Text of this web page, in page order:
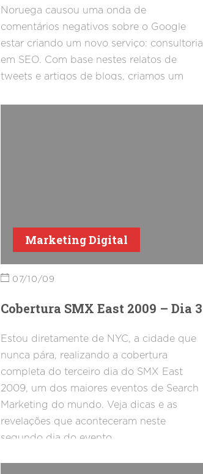
Noruega causou uma onda de
comentários negativos sobre o Google
estar criando um novo serviço: consultoria
em SEO. Com base nestes relatos de
tweets e artigos de blogs, criamos um
Marketing Digital
07/10/09
Cobertura SMX East 2009 – Dia 3
Estou diretamente de NYC, a cidade que
nunca pára, realizando a cobertura
completa do terceiro dia do SMX East
2009, um dos maiores eventos de Search
Marketing do mundo. Veja dicas e as
revelações que aconteceram neste
segundo dia do evento.